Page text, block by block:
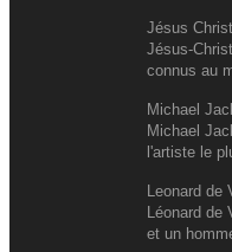
Jésus Christ
Jésus-
connus au
Michael
Michael
l'artiste le
Leonard de
Léonard de
et un